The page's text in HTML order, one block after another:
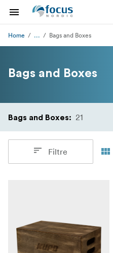
Home ... Bags and Boxes
Bags and Boxes
Bags and Boxes: 21
Filtre